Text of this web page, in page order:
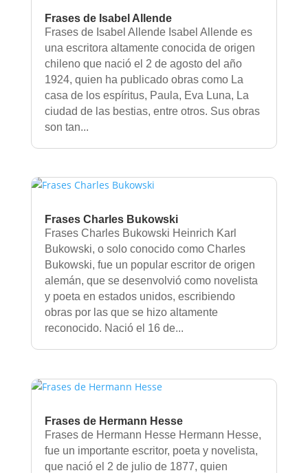
Frases de Isabel Allende
Frases de Isabel Allende Isabel Allende es
una escritora altamente conocida de origen
chileno que nació el 2 de agosto del año
1924, quien ha publicado obras como La
casa de los espíritus, Paula, Eva Luna, La
ciudad de las bestias, entre otros. Sus obras
son tan...
Frases Charles Bukowski
Frases Charles Bukowski Heinrich Karl
Bukowski, o solo conocido como Charles
Bukowski, fue un popular escritor de origen
alemán, que se desenvolvió como novelista
y poeta en estados unidos, escribiendo
obras por las que se hizo altamente
reconocido. Nació el 16 de...
Frases de Hermann Hesse
Frases de Hermann Hesse Hermann Hesse,
fue un importante escritor, poeta y novelista,
que nació el 2 de julio de 1877, quien